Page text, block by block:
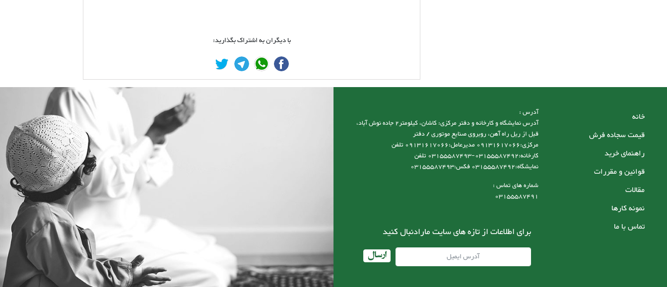
با دیگران به اشتراک بگذارید:
خانه
قیمت سجاده فرش
راهنمای خرید
قوانین و مقررات
مقالات
نمونه کارها
تماس با ما
آدرس :
آدرس نمایشگاه و کارخانه و دفتر مرکزی: کاشان، کیلومتر2 جاده نوش آباد،
قبل از ریل راه آهن، روبروی صنایع موتوری / دفتر
مرکزی:09131617066 مدیرعامل:09131617066 تلفن
کارخانه:03155587492-03155587493 تلفن
نمایشگاه:03155587492 فکس:03155587493
شماره های تماس :
03155587491
برای اطلاعات از تازه های سایت مارادنبال کنید
ارسال